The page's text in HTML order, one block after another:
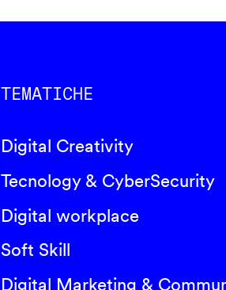
TEMATICHE
Digital Creativity
Tecnology & CyberSecurity
Digital workplace
Soft Skill
Digital Marketing &